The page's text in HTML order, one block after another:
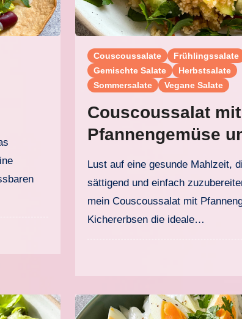
Couscoussalate
Frühlingssalate
Gemischte Salate
Herbstsalate
Sommersalate
Vegane Salate
Couscoussalat mit
Pfannengemüse
Kichererbsen
Lust auf eine gesunde Mahlzeit, die leicht,
sättigend und einfach
mein Couscoussalat mit
Kichererbsen die ideale…